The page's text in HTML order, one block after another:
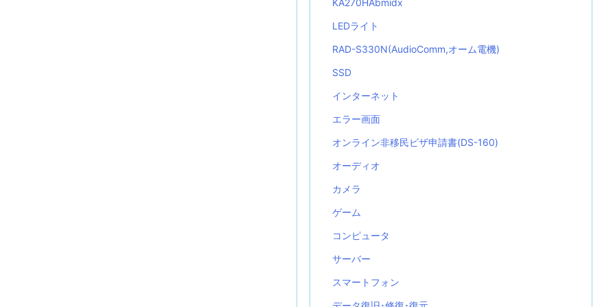
KA270HAbmidx
LEDライト
RAD-S330N(AudioComm,オーム電機)
SSD
インターネット
エラー画面
オンライン非移民ビザ申請書(DS-160)
オーディオ
カメラ
ゲーム
コンピュータ
サーバー
スマートフォン